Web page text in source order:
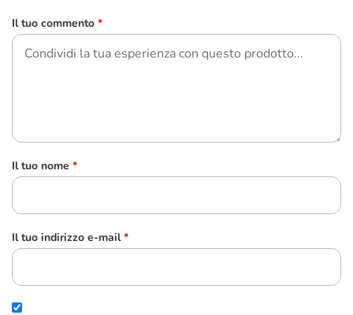
Il tuo commento *
Il tuo nome *
Il tuo indirizzo e-mail *